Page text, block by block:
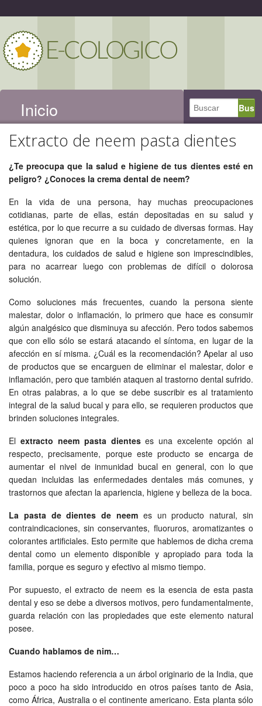
Inicio
Extracto de neem pasta dientes
¿Te preocupa que la salud e higiene de tus dientes esté en
peligro? ¿Conoces la crema dental de neem?
En la vida de una persona, hay muchas preocupaciones
cotidianas, parte de ellas, están depositadas en su salud y
estética, por lo que recurre a su cuidado de diversas formas. Hay
quienes ignoran que en la boca y concretamente, en la
dentadura, los cuidados de salud e higiene son imprescindibles,
para no acarrear luego con problemas de difícil o dolorosa
solución.
Como soluciones más frecuentes, cuando la persona siente
malestar, dolor o inflamación, lo primero que hace es consumir
algún analgésico que disminuya su afección. Pero todos sabemos
que con ello sólo se estará atacando el síntoma, en lugar de la
afección en sí misma. ¿Cuál es la recomendación? Apelar al uso
de productos que se encarguen de eliminar el malestar, dolor e
inflamación, pero que también ataquen al trastorno dental sufrido.
En otras palabras, a lo que se debe suscribir es al tratamiento
integral de la salud bucal y para ello, se requieren productos que
brinden soluciones integrales.
El extracto neem pasta dienteses una excelente opción al
respecto, precisamente, porque este producto se encarga de
aumentar el nivel de inmunidad bucal en general, con lo que
quedan incluidas las enfermedades dentales más comunes, y
trastornos que afectan la apariencia, higiene y belleza de la boca.
La pasta de dientes de neem es un producto natural, sin
contraindicaciones, sin conservantes, fluoruros, aromatizantes o
colorantes artificiales. Esto permite que hablemos de dicha crema
dental como un elemento disponible y apropiado para toda la
familia, porque es seguro y efectivo al mismo tiempo.
Por supuesto, el extracto de neem es la esencia de esta pasta
dental y eso se debe a diversos motivos, pero fundamentalmente,
guarda relación con las propiedades que este elemento natural
posee.
Cuando hablamos de nim…
Estamos haciendo referencia a un árbol originario de la India, que
poco a poco ha sido introducido en otros países tanto de Asia,
como África, Australia o el continente americano. Esta planta sólo